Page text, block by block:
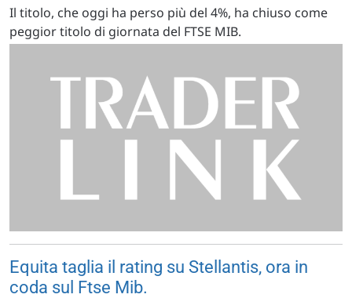
Il titolo, che oggi ha perso più del 4%, ha chiuso come
peggior titolo di giornata del FTSE MIB.
Equita taglia il rating su Stellantis, ora in
coda sul Ftse Mib.